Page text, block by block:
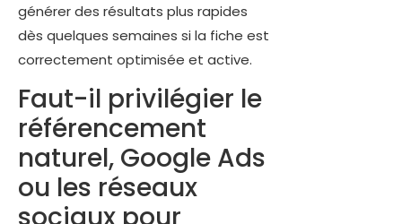
générer des résultats plus rapides
dès quelques semaines si la fiche est
correctement optimisée et active.
Faut-il privilégier le
référencement
naturel, Google Ads
ou les réseaux